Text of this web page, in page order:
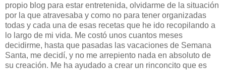
propio blog para estar entretenida, olvidarme de la situación
por la que atravesaba y como no para tener organizadas
todas y cada una de esas recetas que he ido recopilando a
lo largo de mi vida. Me costó unos cuantos meses
decidirme, hasta que pasadas las vacaciones de Semana
Santa, me decidí, y no me arrepiento nada en absoluto de
su creación. Me ha ayudado a crear un rinconcito que es